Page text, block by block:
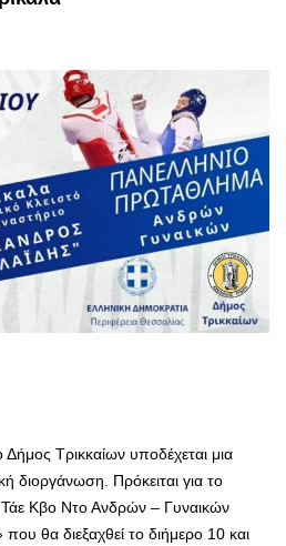
Τρικκαίων υποδέχεται μια
διοργάνωση. Πρόκειται για το
Κβο Ντο Ανδρών – Γυναικών
θα διεξαχθεί το διήμερο 10 και